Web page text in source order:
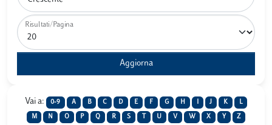
Risultati/Pagina
Vai a: 0-9 A B C D E F G H J K L
M N O P Q R S U V W X Y Z